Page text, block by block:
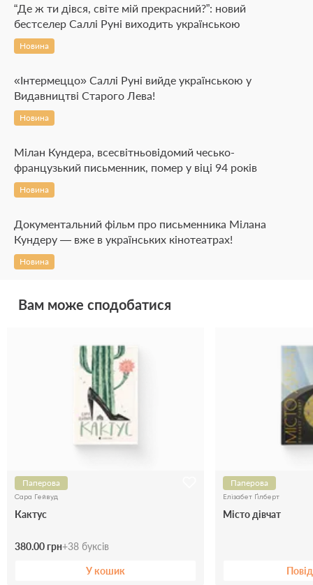
“Де ж ти дівся, світе мій прекрасний?”: новий
бестселер Саллі Руні виходить українською
Новина
«Інтермеццо» Саллі Руні вийде українською у
Видавництві Старого Лева!
Новина
Мілан Кундера, всесвітньовідомий чесько-
французький письменник, помер у віці 94 років
Новина
Документальний фільм про письменника Мілана
Кундеру — вже в українських кінотеатрах!
Новина
Вам може сподобатися
Паперова
Сара Гейвуд
Кактус
380.00 грн+38 буксів
У кошик
Паперова
Елізабет Ґілберт
Місто дівчат